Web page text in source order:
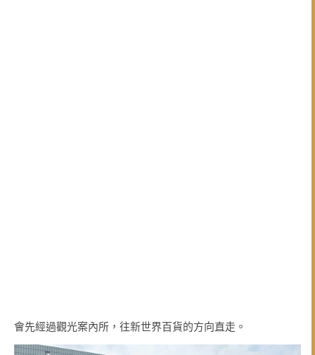
會先經過觀光案內所，往新世界百貨的方向直走。